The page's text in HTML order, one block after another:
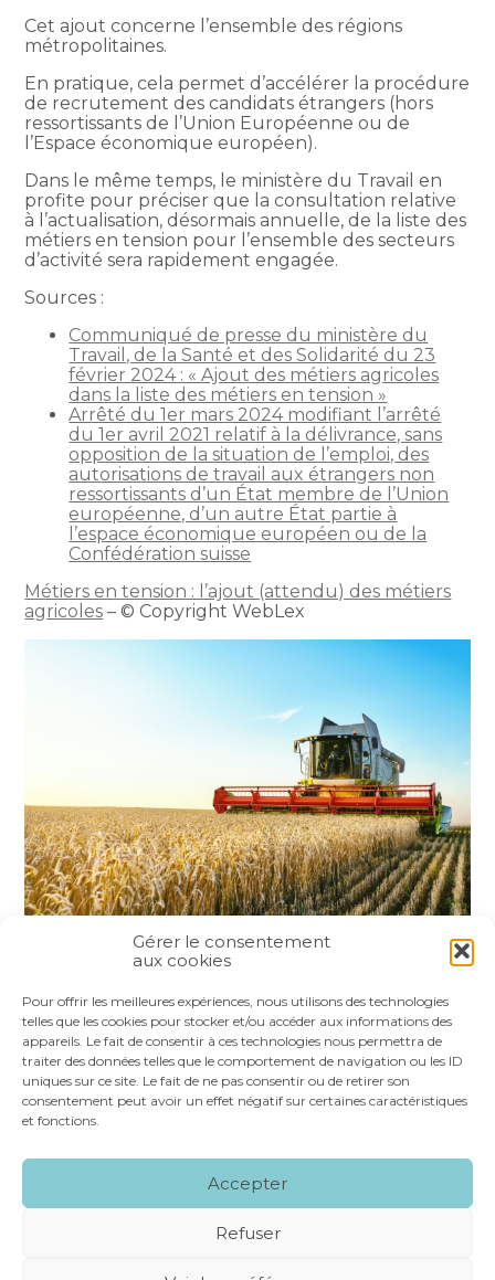
Gérer le consentement
aux cookies
Pour offrir les meilleures expériences, nous utilisons des technologies
telles que les cookies pour stocker et/ou accéder aux informations des
appareils. Le fait de consentir à ces technologies nous permettra de
traiter des données telles que le comportement de navigation ou les ID
uniques sur ce site. Le fait de ne pas consentir ou de retirer son
consentement peut avoir un effet négatif sur certaines caractéristiques
et fonctions.
Accepter
Refuser
Cet ajout concerne l’ensemble des régions
métropolitaines.
En pratique, cela permet d’accélérer la procédure
de recrutement des candidats étrangers (hors
ressortissants de l’Union Européenne ou de
l’Espace économique européen).
Dans le même temps, le ministère du Travail en
profite pour préciser que la consultation relative
à l’actualisation, désormais annuelle, de la liste des
métiers en tension pour l’ensemble des secteurs
d’activité sera rapidement engagée.
Sources :
Communiqué de presse du ministère du
Travail, de la Santé et des Solidarité du 23
février 2024 : « Ajout des métiers agricoles
dans la liste des métiers en tension »
Arrêté du 1er mars 2024 modifiant l’arrêté
du 1er avril 2021 relatif à la délivrance, sans
opposition de la situation de l’emploi, des
autorisations de travail aux étrangers non
ressortissants d’un État membre de l’Union
européenne, d’un autre État partie à
l’espace économique européen ou de la
Confédération suisse
Métiers en tension : l’ajout (attendu) des métiers
agricoles – © Copyright WebLex
FaceBook
TwitterLinkedIn
Footer
NOS SERVICES
NOS SPÉCIALITÉS
RECRUTEMENT CONTACT